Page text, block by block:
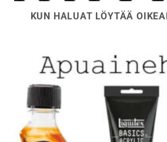
KUN HALUAT LÖYTÄÄ